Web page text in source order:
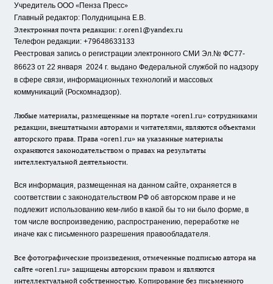
Учредитель ООО «Пенза Пресс»
Главный редактор: Полудницына Е.В.
Электронная почта редакции: r.oren1@yandex.ru
Телефон редакции: +79648633133
Реестровая запись о регистрации электронного СМИ Эл.№ ФС77-
86623 от 22 января 2024 г. выдано Федеральной службой по надзору
в сфере связи, информационных технологий и массовых
коммуникаций (Роскомнадзор).
Любые материалы, размещенные на портале «oren1.ru» сотрудниками
редакции, внештатными авторами и читателями, являются объектами
авторского права. Права «oren1.ru» на указанные материалы
охраняются законодательством о правах на результаты
интеллектуальной деятельности.
Вся информация, размещенная на данном сайте, охраняется в
соответствии с законодательством РФ об авторском праве и не
подлежит использованию кем-либо в какой бы то ни было форме, в
том числе воспроизведению, распространению, переработке не
иначе как с письменного разрешения правообладателя.
Все фотографические произведения, отмеченные подписью автора на
сайте «oren1.ru» защищены авторским правом и являются
интеллектуальной собственностью. Копирование без письменного